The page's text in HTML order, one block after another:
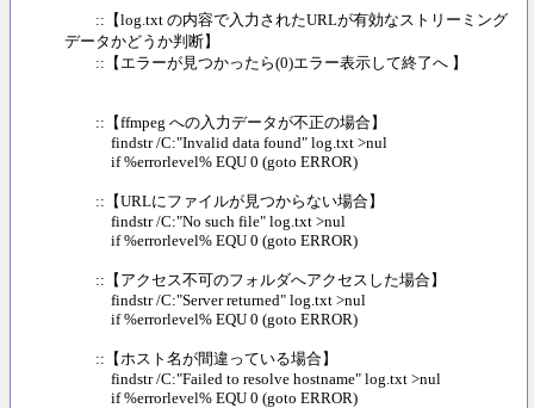
::【log.txt の内容で入力されたURLが有効なストリーミング
データかどうか判断】
::【エラーが見つかったら(0)エラー表示して終了へ 】
::【ffmpeg への入力データが不正の場合】
findstr /C:"Invalid data found" log.txt >nul
if %errorlevel% EQU 0 (goto ERROR)
::【URLにファイルが見つからない場合】
findstr /C:"No such file" log.txt >nul
if %errorlevel% EQU 0 (goto ERROR)
::【アクセス不可のフォルダへアクセスした場合】
findstr /C:"Server returned" log.txt >nul
if %errorlevel% EQU 0 (goto ERROR)
::【ホスト名が間違っている場合】
findstr /C:"Failed to resolve hostname" log.txt >nul
if %errorlevel% EQU 0 (goto ERROR)